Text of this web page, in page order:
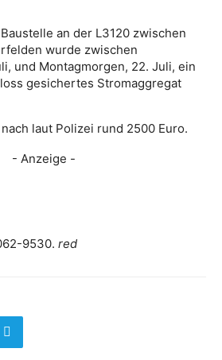
an der L3120 zwischen
wurde zwischen
und Montagmorgen, 22. Juli, ein
gesichertes Stromaggregat
laut Polizei rund 2500 Euro.
- Anzeige -
9530. red